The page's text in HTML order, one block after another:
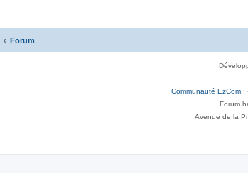
Forum
Communauté EzCom :
Forum
Avenue de la